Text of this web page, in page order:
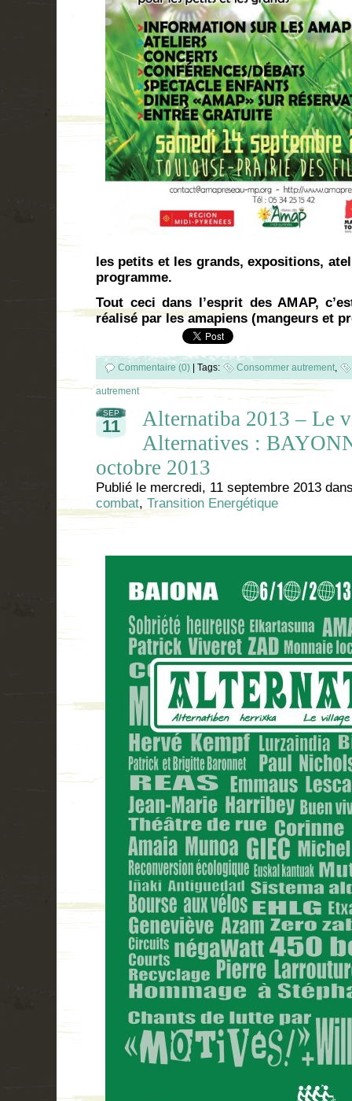
les petits et les grands, expositions,
programme.
Tout ceci dans l’esprit des AMAP,
réalisé par les amapiens (mangeurs et
Commentaire (0) Tags: Consommer autrement,
autrement
SEP
11
Alternatiba 2013 – Le
Alternatives :
octobre 2013
Publié le mercredi, 11 septembre 2013
combat,Transition Energétique